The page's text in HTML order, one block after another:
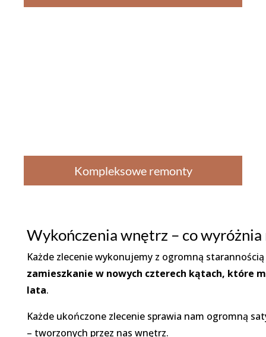
Kompleksowe remonty
Wykończenia wnętrz – co wyróżnia
Każde zlecenie wykonujemy z ogromną
zamieszkanie w nowych czterech kątach, które
lata.
Każde ukończone zlecenie sprawia nam ogromną
– tworzonych przez nas wnętrz.